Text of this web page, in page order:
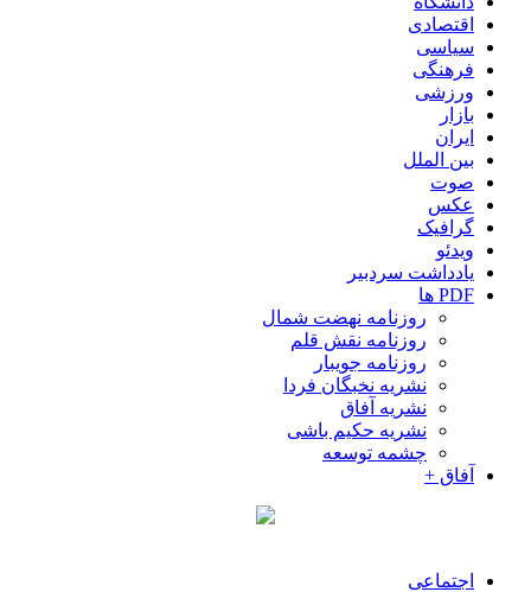
اقتصادی
سیاسی
فرهنگی
ورزشی
بازار
ایران
بین الملل
صوت
عکس
گرافیک
ویدئو
یادداشت سردبیر
PDF ها
روزنامه نهضت شمال
روزنامه نقش قلم
روزنامه جویبار
نشریه نخبگان فردا
نشریه آفاق
نشریه حکیم باشی
چشمه توسعه
آفاق +
اجتماعی